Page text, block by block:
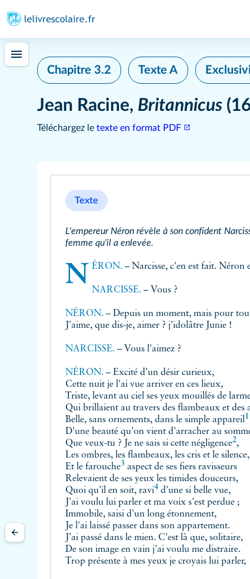
Chapitre 3.2 Texte A
Jean Racine, Britannicus
Téléchargez le texte en format PDF
Texte
L'empereur Néron révèle à son confident
femme qu'il a enlevée.
NÉRON.– Narcisse, c'en est fait. Néron
NARCISSE.– Vous ?
NÉRON. – Depuis un moment, mais pour
J'aime, que dis-je, aimer ? j'idolâtre Junie !
NARCISSE. – Vous l'aimez ?
NÉRON. – Excité d'un désir curieux,
Cette nuit je l'ai vue arriver en ces lieux,
Triste, levant au ciel ses yeux mouillés de
Qui brillaient au travers des flambeaux et des
Belle, sans ornements, dans le simple appareil1
D'une beauté qu'on vient d'arracher au
Que veux-tu ? Je ne sais si cette négligence2,
Les ombres, les flambeaux, les cris et le silence,
Et le farouche3 aspect de ses fiers ravisseurs
Relevaient de ses yeux les timides douceurs,
Quoi qu'il en soit, ravi4 d'une si belle vue,
J'ai voulu lui parler et ma voix s'est perdue ;
Immobile, saisi d'un long étonnement,
Je l'ai laissé passer dans son appartement.
J'ai passé dans le mien. C'est là que, solitaire,
De son image en vain j'ai voulu me distraire.
Trop présente à mes yeux je croyais lui parler,